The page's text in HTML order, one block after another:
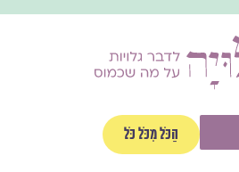
הַכֹּל מִכֹּל כֹּל